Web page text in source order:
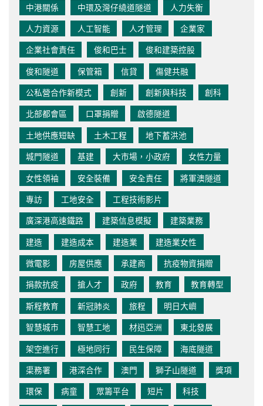
中港關係
中環及灣仔繞道隧道
人力失衡
人力資源
人工智能 人才管理
企業家
企業社會責任
俊和巴士
俊和建築控股
俊和隧道
保管箱 信貸
傷健共融
公私營合作新模式
創新 創新與科技
創科
北部都會區
口罩捐贈
啟德隧道
土地供應短缺
土木工程
地下蓄洪池
城門隧道
基建 大市場，小政府
女性力量
女性領袖
安全裝備 安全責任
將軍澳隧道
專訪
工地安全
工程技術影片
廣深港高速鐵路
建築信息模擬
建築業務
建造
建造成本 建造業
建造業女性
微電影
房屋供應 承建商
抗疫物資捐贈
捐款抗疫
搶人才 政府 教育
教育轉型
斯程教育
新冠肺炎 旅程
明日大嶼
智慧城市
智慧工地 材迅亞洲
東北發展
架空進行
極地同行 民生保障
海底隧道
渠務署
港深合作 澳門 獅子山隧道
獎項
環保
病童 眾籌平台 短片
科技